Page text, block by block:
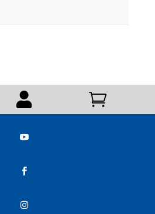
 


